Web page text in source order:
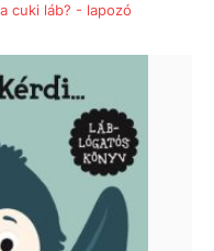
cuki láb? - lapozó